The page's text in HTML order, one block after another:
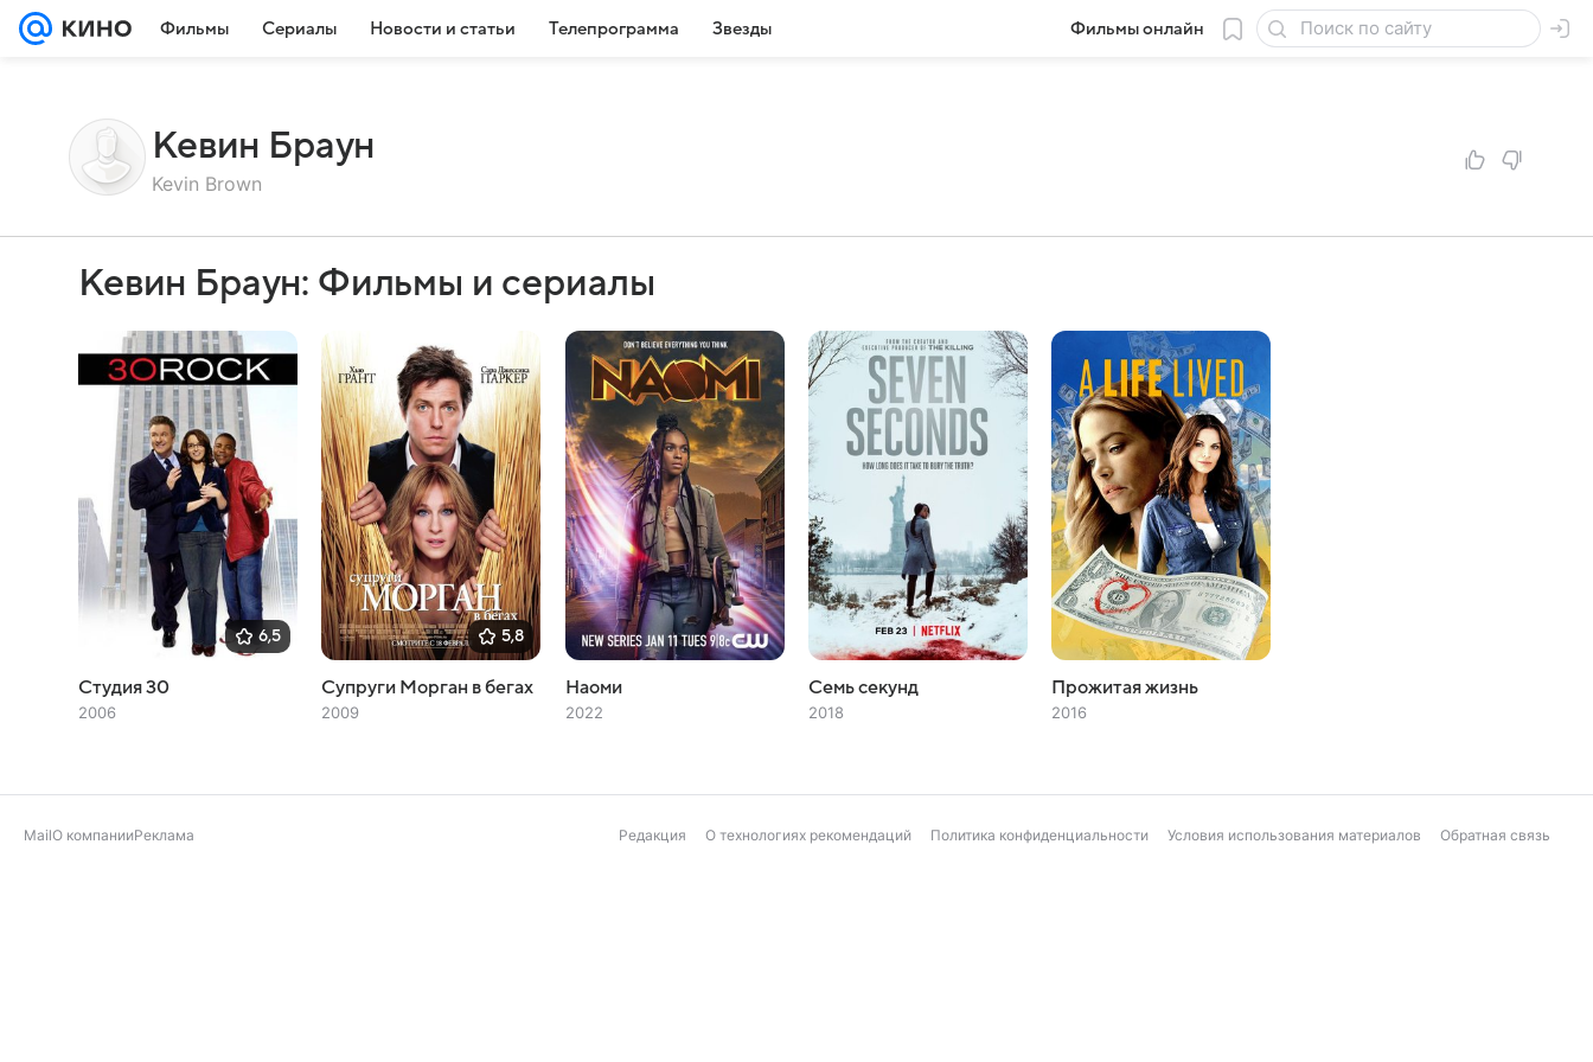
Фильмы Сериалы Новости и статьи Телепрограмма Звезды Фильмы онлайн
Кевин Браун
Kevin Brown
Кевин Браун: Фильмы и сериалы
6,5
Студия 30
2006
5,8
Супруги Морган в бегах
2009
Наоми
2022
Семь секунд
2018
Прожитая жизнь
2016
MailО компанииРеклама Редакция О технологиях рекомендаций Политика конфиденциальности Условия использования материалов Обратная связь